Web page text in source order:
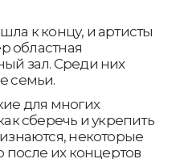
к концу, и артисты
областная
зал. Среди них
семьи.
для многих
сберечь и укрепить
некоторые
после их концертов